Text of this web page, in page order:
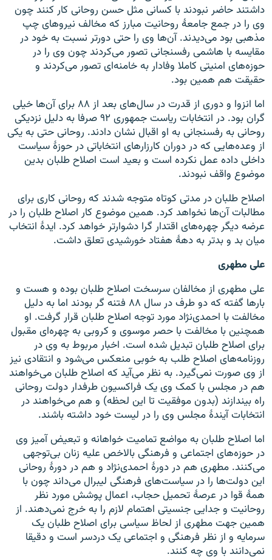
داشتند حاضر نبودند با کسانی مثل حسن روحانی کار کنند چون
وی را در جمع جامعهٔ روحانیت مبارز که مخالف نیروهای چپ
مذهبی بود می‌دیدند. آن‌ها وی را حتی دور‌تر نسبت به خود در
مقایسه با هاشمی رفسنجانی تصور می‌کردند چون وی را در
حوزه‌های امنیتی کاملا وفادار به خامنه‌ای تصور می‌کردند و
حقیقت هم همین بود.
اما انزوا و دوری از قدرت در سال‌های بعد از ۸۸ برای آن‌ها خیلی
گران بود. در انتخابات ریاست جمهوری ۹۲ صرفا به دلیل نزدیکی
روحانی به رفسنجانی به او اقبال نشان دادند. روحانی حتی به یکی
از وعده‌هایی که در دوران کارزارهای انتخاباتی در حوزهٔ سیاست
داخلی داده عمل نکرده است و بعید است اصلاح طلبان بدین
موضوع واقف نبودند.
اصلاح طلبان در مدتی کوتاه متوجه شدند که روحانی کاری برای
مطالبات آن‌ها نخواهد کرد. همین موضوع کار اصلاح طلبان را در
عرضه دیگر چهره‌های اقتدار گرا دشوار‌تر خواهد کرد. ایدهٔ انتخاب
میان بد و بد‌تر به دههٔ هفتاد خورشیدی تعلق داشت.
علی مطهری
علی مطهری از مخالفان سرسخت اصلاح طلبان بوده و هست و
بار‌ها گفته که دو طرف در سال ۸۸ فتنه گر بودند اما به دلیل
مخالفت با احمدی‌نژاد مورد توجه اصلاح طلبان قرار گرفت. او
همچنین با مخالفت با حصر موسوی و کروبی به چهره‌ای مقبول
برای اصلاح طلبان تبدیل شده است. اخبار مربوط به وی در
روزنامه‌های اصلاح طلب به خوبی منعکس می‌شود و انتقادی نیز
از وی صورت نمی‌گیرد. به نظر می‌آید که اصلاح طلبان می‌خواهند
هم در مجلس با کمک وی یک فراکسیون طرفدار دولت روحانی
راه بیندازند (بدون موفقیت تا این لحظه) و هم می‌خواهند در
انتخابات آیندهٔ مجلس وی را در لیست خود داشته باشند.
اما اصلاح طلبان به مواضع تمامیت خواهانه و تبعیض آمیز وی
در حوزه‌های اجتماعی و فرهنگی بالاخص علیه زنان بی‌توجهی
می‌کنند. مطهری هم در دورهٔ احمدی‌نژاد و هم در دورهٔ روحانی
این دولت‌ها را در سیاست‌های فرهنگی لیبرال می‌داند چون با
همهٔ قوا در عرصهٔ تحمیل حجاب، اعمال پوشش مورد نظر
روحانیت و جدایی جنسیتی اهتمام لازم را به خرج نمی‌دهند. از
همین جهت مطهری از لحاظ سیاسی برای اصلاح طلبان یک
سرمایه و از نظر فرهنگی و اجتماعی یک دردسر است و دقیقا
نمی‌دانند با وی چه کنند.